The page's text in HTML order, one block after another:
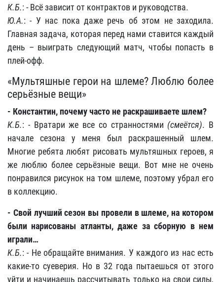
К.Б.: - Всё зависит от контрактов и руководства.
Ю.А.: - У нас пока даже речь об этом не заходила.
Главная задача, которая перед нами ставится каждый
день – выиграть следующий матч, чтобы попасть в
плей-офф.
«Мультяшные герои на шлеме? Люблю более
серьёзные вещи»
- Константин, почему часто не раскрашиваете шлем?
К.Б.: - Вратари же все со странностями (смеётся). В
начале сезона у меня был раскрашенный шлем.
Многие ребята любят рисовать мультяшных героев, я
же люблю более серьёзные вещи. Вот мне не очень
понравился рисунок на том шлеме, поэтому убрал его
в коллекцию.
- Свой лучший сезон вы провели в шлеме, на котором
были нарисованы атланты, даже за сборную в нем
играли…
К.Б.: - Не обращайте внимания. У каждого из нас есть
какие-то суеверия. Но в 32 года пытаешься от этого
уйти и начинаешь рассчитывать только на свои силы,